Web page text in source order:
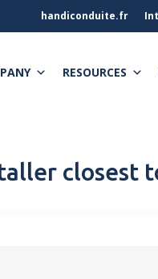
handiconduite.fr
RESOURCES
closest